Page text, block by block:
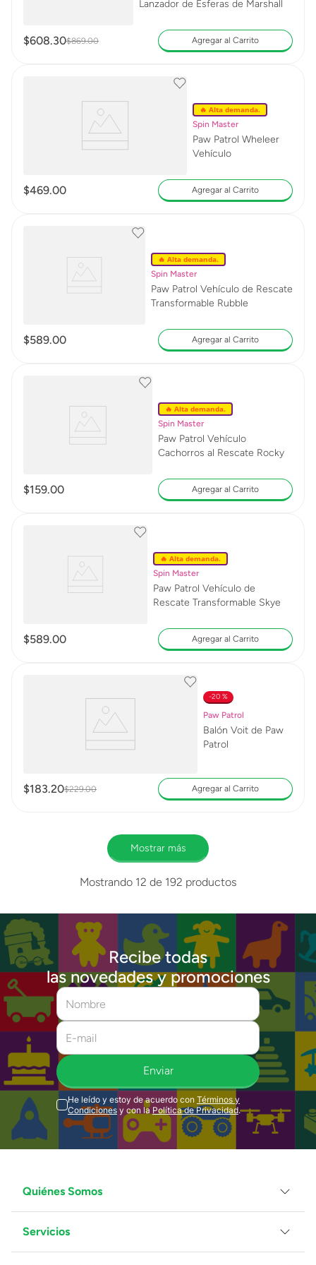
Lanzador de Esferas de Marshall
$608.30$869.00 Agregar al Carrito
🔥 Alta demanda.
Spin Master
Paw Patrol Wheleer
Vehículo
$469.00 Agregar al Carrito
🔥 Alta demanda.
Spin Master
Paw Patrol Vehículo de Rescate
Transformable Rubble
$589.00 Agregar al Carrito
🔥 Alta demanda.
Spin Master
Paw Patrol Vehículo
Cachorros al Rescate Rocky
$159.00 Agregar al Carrito
🔥 Alta demanda.
Spin Master
Paw Patrol Vehículo de
Rescate Transformable Skye
$589.00 Agregar al Carrito
20 %
Paw Patrol
Balón Voit de Paw
Patrol
$183.20$229.00 Agregar al Carrito
Mostrar más
Mostrando 12 de 192 productos
Recibe todas
las novedades y promociones
Enviar
He leído y estoy de acuerdo con Términos y
Condiciones y con la Política de Privacidad.
Quiénes Somos
Grupo Juguetron
Localiza tu tienda
Servicios